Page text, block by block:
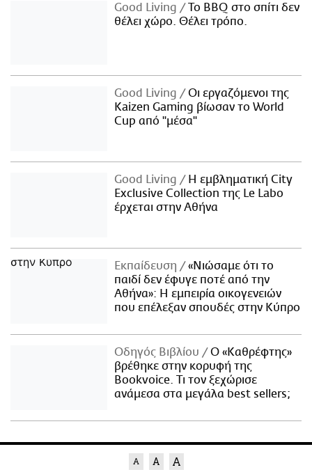
Good Living
Το BBQ στο σπίτι δεν
θέλει χώρο. Θέλει τρόπο.
Good Living
Οι εργαζόμενοι της
Kaizen Gaming βίωσαν το World
Cup από "μέσα"
Good Living
Η εμβληματική City
Exclusive Collection της Le Labo
έρχεται στην Αθήνα
Εκπαίδευση
«Νιώσαμε ότι το
παιδί δεν έφυγε ποτέ από την
Αθήνα»: Η εμπειρία οικογενειών
που επέλεξαν σπουδές στην Κύπρο
Οδηγός Βιβλίου
Ο «Καθρέφτης»
βρέθηκε στην κορυφή της
Bookvoice. Τι τον ξεχώρισε
ανάμεσα στα μεγάλα best sellers;